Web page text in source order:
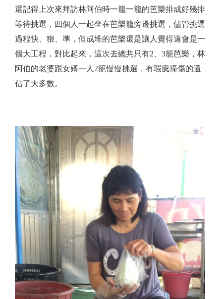
還記得上次來拜訪林阿伯時一籠一籠的芭樂排成好幾排
等待挑選，四個人一起坐在芭樂籠旁邊挑選，儘管挑選
過程快、狠、準，但成堆的芭樂還是讓人覺得這會是一
個大工程，對比起來，這次去總共只有2、3籠芭樂，林
阿伯的老婆跟女婿一人2籠慢慢挑選，有瑕疵撞傷的還
佔了大多數。